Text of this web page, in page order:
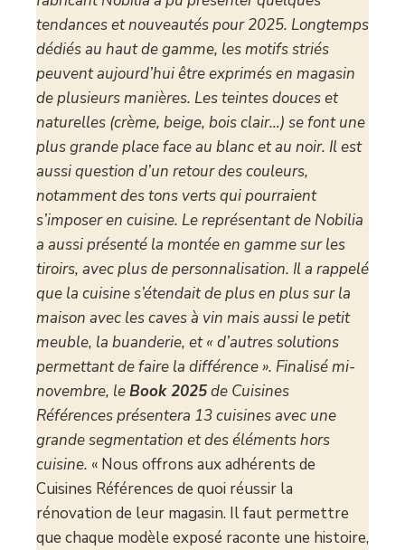
tendances et nouveautés pour 2025. Longtemps
dédiés au haut de gamme, les motifs striés
peuvent aujourd’hui être exprimés en magasin
de plusieurs manières. Les teintes douces et
naturelles (crème, beige, bois clair…) se font une
plus grande place face au blanc et au noir. Il est
aussi question d’un retour des couleurs,
notamment des tons verts qui pourraient
s’imposer en cuisine. Le représentant de Nobilia
a aussi présenté la montée en gamme sur les
tiroirs, avec plus de personnalisation. Il a rappelé
que la cuisine s’étendait de plus en plus sur la
maison avec les caves à vin mais aussi le petit
meuble, la buanderie, et « d’autres solutions
permettant de faire la différence ». Finalisé mi-
novembre, leBook 2025de Cuisines
Références présentera 13 cuisines avec une
grande segmentation et des éléments hors
cuisine. « Nous offrons aux adhérents de
Cuisines Références de quoi réussir la
rénovation de leur magasin. Il faut permettre
que chaque modèle exposé raconte une histoire,